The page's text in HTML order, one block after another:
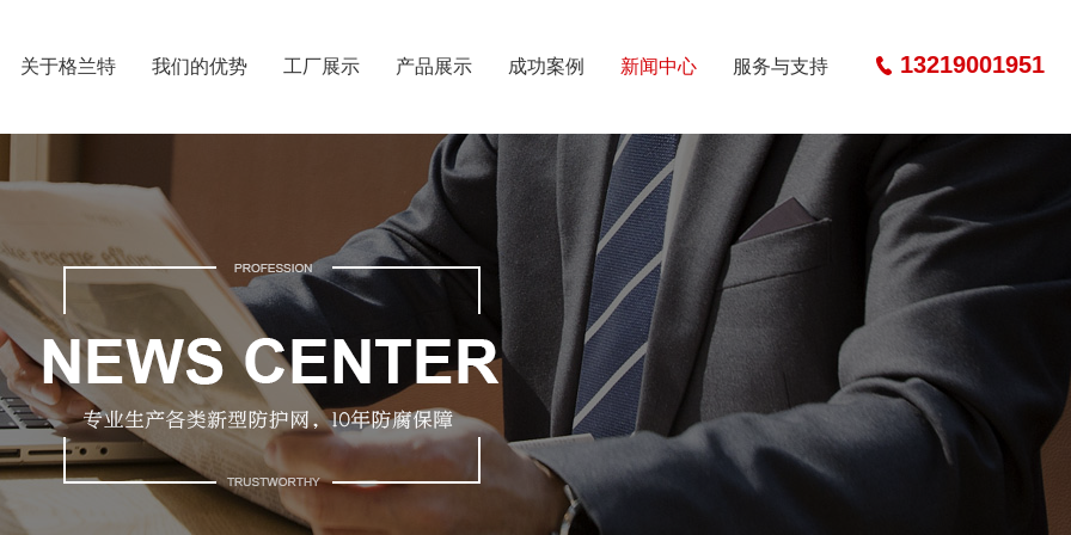
关于格兰特 我们的优势 工厂展示 产品展示 成功案例 新闻中心 服务与支持 13219001951